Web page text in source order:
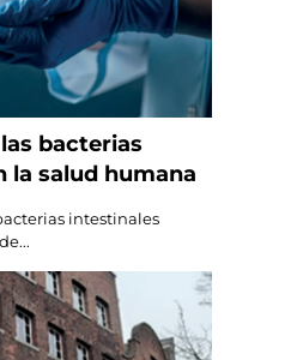
bacterias
la salud humana
intestinales